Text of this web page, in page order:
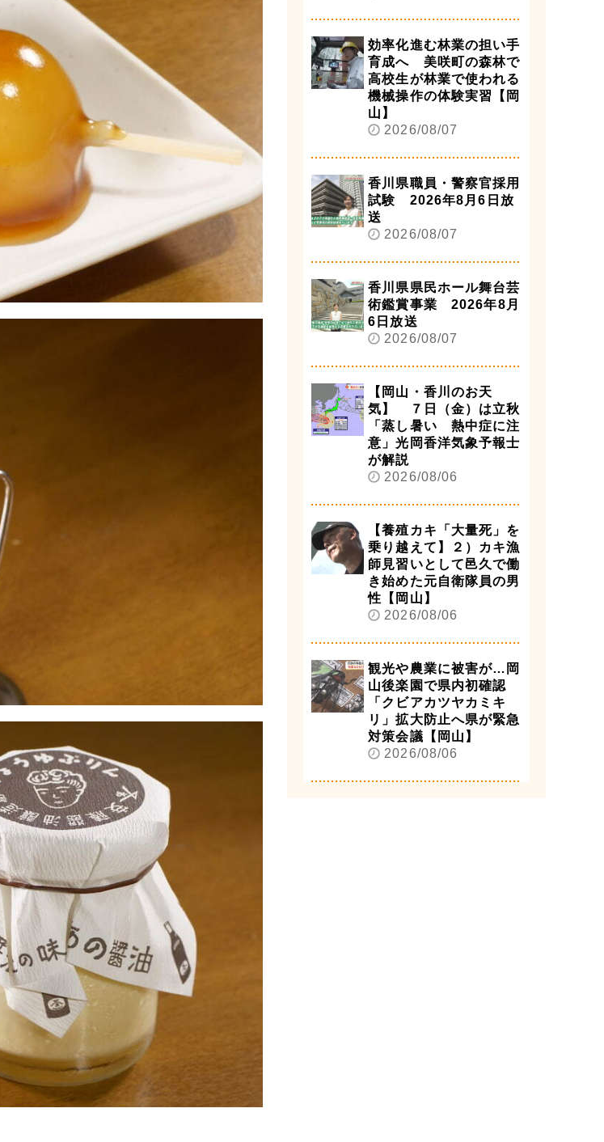
効率化進む林業の担い手
育成へ 美咲町の森林で
高校生が林業で使われる
機械操作の体験実習【岡
山】
2026/08/07
香川県職員・警察官採用
試験 2026年8月6日放
送
2026/08/07
香川県県民ホール舞台芸
術鑑賞事業 2026年8月
6日放送
2026/08/07
【岡山・香川のお天
気】 ７日（金）は立秋
「蒸し暑い 熱中症に注
意」光岡香洋気象予報士
が解説
2026/08/06
【養殖カキ「大量死」を
乗り越えて】２）カキ漁
師見習いとして邑久で働
き始めた元自衛隊員の男
性【岡山】
2026/08/06
観光や農業に被害が…岡
山後楽園で県内初確認
「クビアカツヤカミキ
リ」拡大防止へ県が緊急
対策会議【岡山】
2026/08/06